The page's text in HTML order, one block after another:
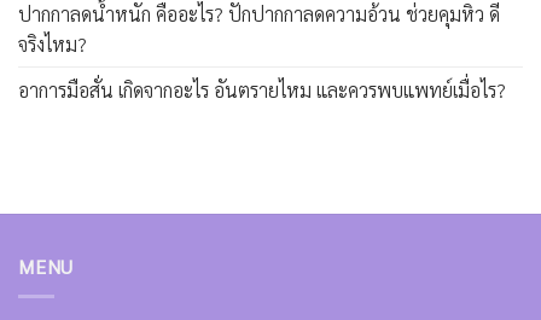
ปากกาลดน้ำหนัก คืออะไร? ปักปากกาลดความอ้วน ช่วยคุมหิว ดี
จริงไหม?
อาการมือสั่น เกิดจากอะไร อันตรายไหม และควรพบแพทย์เมื่อไร?
MENU